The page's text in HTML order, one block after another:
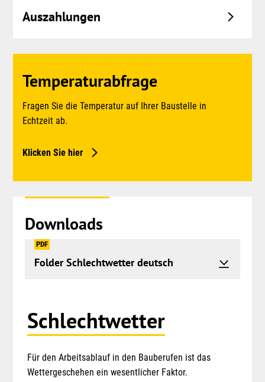
zum
MenüSchlechtwetter
Für den Arbeitsablauf in den Bauberufen ist das
Wettergeschehen ein wesentlicher Faktor.
Auszahlungen
Temperaturabfrage
Fragen Sie die Temperatur auf Ihrer Baustelle in
Echtzeit ab.
Klicken Sie hier
Downloads
PDF
Folder Schlechtwetter deutsch